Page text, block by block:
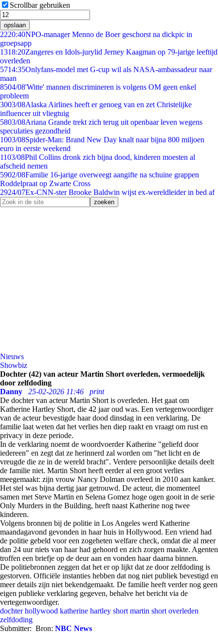
Scrollbar gebruiken
opslaan
2220:40NPO-manager Menno de Boer geschorst na dickpic in
groepsapp
1318:20Zangeres en Idols-jurylid Jerney Kaagman op 79-jarige leeftijd
overleden
5714:35Onlyfans-model met G-cup wil als NASA-ambassadeur naar
maan
8504/08'Witte' mannen discrimineren is volgens OM geen enkel
probleem
3003/08Alaska Airlines heeft er genoeg van en zet Christelijke
influencer uit vliegtuig
5803/08Ariana Grande trekt zich terug uit openbaar leven wegens
speculaties gezondheid
1003/08Spider-Man: Brand New Day knalt naar bijna 800 miljoen
euro in eerste weekend
1103/08Phil Collins dronk zich bijna dood, kinderen moesten al
afscheid nemen
5902/08Familie 16-jarige overweegt aangifte na schuine grappen
Roddelpraat op Zwarte Cross
2924/07Ex-CNN-ster Brooke Baldwin wijst ex-wereldleider in bed af
Nieuws
Showbiz
Dochter (42) van acteur Martin Short overleden, vermoedelijk
door zelfdoding
Danny
25-02-2026 11:46
print
De dochter van acteur Martin Short is overleden. Het gaat om
Katherine Hartley Short, die 42 jaar oud was. Een vertegenwoordiger
van de acteur bevestigde haar dood dinsdag in een verklaring. De
familie laat weten dat het verlies hen diep raakt en vraagt om rust en
privacy in deze periode.
In de verklaring noemt de woordvoerder Katherine "geliefd door
iedereen" en zegt dat ze herinnerd zal worden om "het licht en de
vreugde die ze in de wereld bracht". Verdere persoonlijke details deelt
de familie niet. Martin Short heeft eerder al een groot verlies
meegemaakt: zijn vrouw Nancy Dolman overleed in 2010 aan kanker.
Het stel was bijna dertig jaar getrouwd. De acteur, die momenteel
samen met Steve Martin en Selena Gomez hoge ogen gooit in de serie
Only Murders in the Building, heeft naast Katherine nog twee
kinderen.
Volgens bronnen bij de politie in Los Angeles werd Katherine
maandagavond gevonden in haar huis in Hollywood. Een vriend had
de politie gebeld voor een zogeheten welfare check, omdat die al meer
dan 24 uur niets van haar had gehoord en zich zorgen maakte. Agenten
troffen een briefje op de deur aan en vonden haar daarna binnen.
De politiebronnen zeggen dat het er op lijkt dat ze door zelfdoding is
gestorven. Officiële instanties hebben dat nog niet publiek bevestigd en
meer details zijn niet bekendgemaakt. De familie heeft verder nog geen
eigen publieke verklaring gegeven, behalve het bericht via de
vertegenwoordiger.
dochter hollywood katherine hartley short martin short overleden
zelfdoding
Submitter: Bron: NBC News